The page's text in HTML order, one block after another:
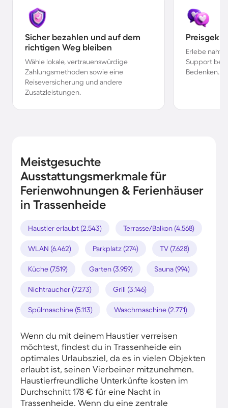
Sicher bezahlen und auf dem
richtigen Weg bleiben
Wähle lokale, vertrauenswürdige
Zahlungsmethoden sowie eine
Reiseversicherung und andere
Zusatzleistungen.
Erlebe
Support bei
Bedenken.
Meistgesuchte
Ausstattungsmerkmale für
Ferienwohnungen & Ferienhäuser
in Trassenheide
Haustier erlaubt (2.543) Terrasse/Balkon (4.568)
WLAN (6.462) Parkplatz (274) TV (7.628)
Küche (7.519) Garten (3.959) Sauna (994)
Nichtraucher (7.273) Grill (3.146)
Spülmaschine (5.113) Waschmaschine (2.771)
Wenn du mit deinem Haustier verreisen
möchtest, findest du in Trassenheide ein
optimales Urlaubsziel, da es in vielen Objekten
erlaubt ist, seinen Vierbeiner mitzunehmen.
Haustierfreundliche Unterkünfte kosten im
Durchschnitt 178 € für eine Nacht in
Trassenheide. Wenn du eine zentrale